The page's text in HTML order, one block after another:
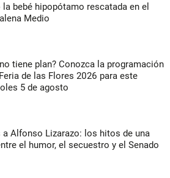
la bebé hipopótamo rescatada en el
Medio
tiene plan? Conozca la programación
de las Flores 2026 para este
5 de agosto
a Alfonso Lizarazo: los hitos de una
el humor, el secuestro y el Senado